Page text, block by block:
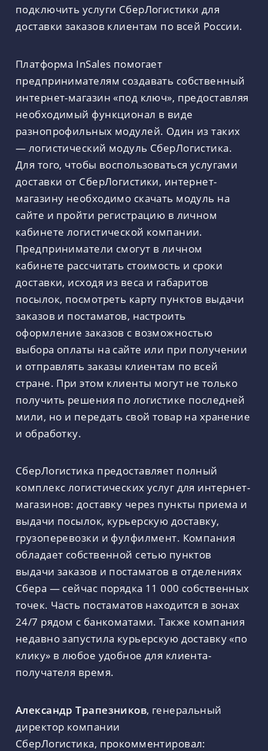
подключить услуги СберЛогистики для
доставки заказов клиентам по всей России.
Платформа InSales помогает
предпринимателям создавать собственный
интернет-магазин «под ключ», предоставляя
необходимый функционал в виде
разнопрофильных модулей. Один из таких
— логистический модуль СберЛогистика.
Для того, чтобы воспользоваться услугами
доставки от СберЛогистики, интернет-
магазину необходимо скачать модуль на
сайте и пройти регистрацию в личном
кабинете логистической компании.
Предприниматели смогут в личном
кабинете рассчитать стоимость и сроки
доставки, исходя из веса и габаритов
посылок, посмотреть карту пунктов выдачи
заказов и постаматов, настроить
оформление заказов с возможностью
выбора оплаты на сайте или при получении
и отправлять заказы клиентам по всей
стране. При этом клиенты могут не только
получить решения по логистике последней
мили, но и передать свой товар на хранение
и обработку.
СберЛогистика предоставляет полный
комплекс логистических услуг для интернет-
магазинов: доставку через пункты приема и
выдачи посылок, курьерскую доставку,
грузоперевозки и фулфилмент. Компания
обладает собственной сетью пунктов
выдачи заказов и постаматов в отделениях
Сбера — сейчас порядка 11 000 собственных
точек. Часть постаматов находится в зонах
24/7 рядом с банкоматами. Также компания
недавно запустила курьерскую доставку «по
клику» в любое удобное для клиента-
получателя время.
Александр Трапезников, генеральный
директор компании
СберЛогистика, прокомментировал: